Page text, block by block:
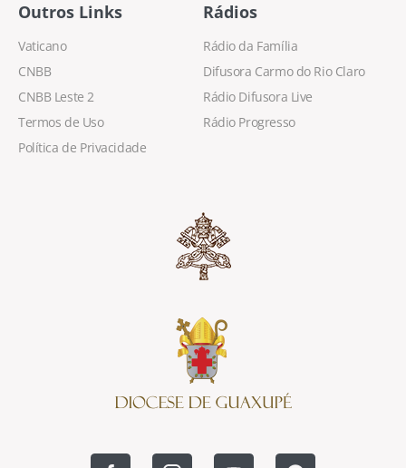
Outros Links
Vaticano
CNBB
CNBB Leste 2
Termos de Uso
Política de Privacidade
Rádios
Rádio da Família
Difusora Carmo do Rio Claro
Rádio Difusora Live
Rádio Progresso